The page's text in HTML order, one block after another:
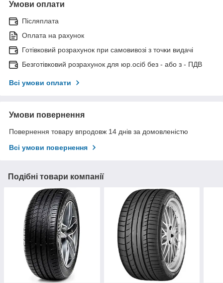
Умови оплати
Післяплата
Оплата на рахунок
Готівковий розрахунок при самовивозі з точки видачі
Безготівковий розрахунок для юр.осіб без - або з - ПДВ
Всі умови оплати
Умови повернення
Повернення товару впродовж 14 днів за домовленістю
Всі умови повернення
Подібні товари компанії